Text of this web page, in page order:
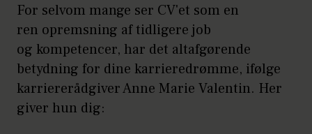
For selvom mange ser CV'et som en
ren opremsning af tidligere job
og kompetencer, har det altafgørende
betydning for dine karrieredrømme, ifølge
karriererådgiver Anne Marie Valentin. Her
giver hun dig: